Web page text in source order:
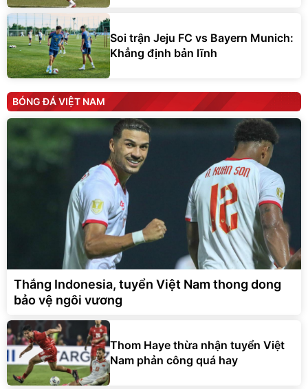
Soi trận Jeju FC vs Bayern Munich:
Khẳng định bản lĩnh
BÓNG ĐÁ VIỆT NAM
Thắng Indonesia, tuyển Việt Nam thong dong
bảo vệ ngôi vương
Thom Haye thừa nhận tuyển Việt
Nam phản công quá hay